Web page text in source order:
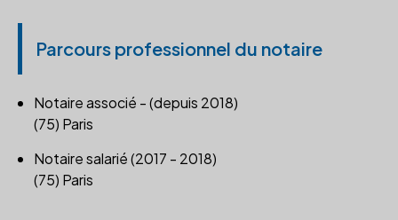
Parcours professionnel du notaire
Notaire associé - (depuis 2018)
(75) Paris
Notaire salarié (2017 - 2018)
(75) Paris